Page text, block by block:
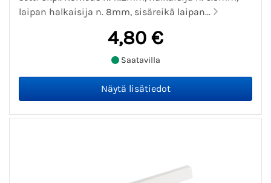
laipan halkaisija n. 8mm, sisäreikä laipan...
4,80 €
Saatavilla